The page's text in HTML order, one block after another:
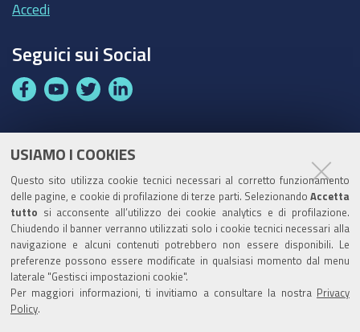
USIAMO I COOKIES
Questo sito utilizza cookie tecnici necessari al corretto funzionamento
delle pagine, e cookie di profilazione di terze parti. Selezionando Accetta
tutto si acconsente all’utilizzo dei cookie analytics e di profilazione.
Chiudendo il banner verranno utilizzati solo i cookie tecnici necessari alla
navigazione e alcuni contenuti potrebbero non essere disponibili. Le
preferenze possono essere modificate in qualsiasi momento dal menu
laterale "Gestisci impostazioni cookie".
Per maggiori informazioni, ti invitiamo a consultare la nostra
Privacy
Policy
Accedi
Seguici sui Social
F
c
e
b
o
o
Y
u
t
b
e
T
i
t
e
r
L
n
k
d
I
n
Codice Univoco Ufficio:UF1SDE
I soggetti privati potranno effettuare i pagamenti
tramite PagoPA con Modalità diretta o con Avviso di
pagamento al seguente linkPaga con PagoPA
Codice IBAN per le pubbliche amministrazioni